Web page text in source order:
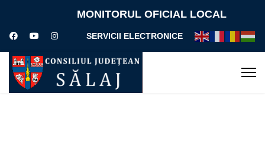
MONITORUL OFICIAL LOCAL
SERVICII ELECTRONICE